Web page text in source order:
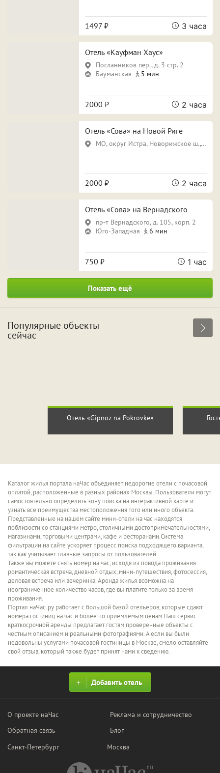
1497 ₽ 3 часа
Отель «Кауфман Хаус»
Посланников пер., д. 3 стр. 2
Бауманская
5 мин
2000 ₽ 2 часа
Отель «Сова» на Новой Риге
МО, округ Истра, Новорижское ш., 43-й км, вл. 3
2000 ₽ 2 часа
Отель «Сова» на Вернадского
пр-т Вернадского, д. 105, корп. 2
Юго-Западная
6 мин
750 ₽ 1 час
Показать ещё
Популярные объекты
сейчас
Отель «Gipnoz na Pokrovke»
Каталог жилья портала наЧас объединяет недорогие отели с почасовой
оплатой, расположенные в разных районах Москвы. Пользователи могут
самостоятельно определить зону поиска на интерактивной карте и
узнать все преимущества местоположения того или иного объекта.
Представленные на нашем сайте мини-отели на час находятся
поблизости со станциями метро, столичными достопримечательностями,
магазинами, торговыми центрами, кафе и ресторанами.Система
фильтрации на сайте ускоряет процесс поиска подходящего варианта,
так как учитывает главные запросы от пользователей.
Также вы можете снять номер на час, исходя из повода проживания:
романтическая встреча, дневной отдых, мини-путешествия, фотосессия,
деловая встреча или вечеринка. Аренда жилья возможна на
неограниченное количество часов, где вы платите только за время
проживания.
Портал наЧас.ру работает с большой базой отельеров, которые сдают
номера гостиниц на час и более по приемлемым ценам.Наш сервис
краткосрочной аренды предлагает гостям проверенные объекты с
честным описанием и реальными фотографиями. А если вы были
недовольны услугами почасовой гостиницы в Москве, смело оставляйте
свой отзыв, который также будет принят нами к сведению.
Добавить отель
О проекте наЧас
Обратная связь
Реклама и сотрудничество
Блог
Санкт-Петербург
Москва